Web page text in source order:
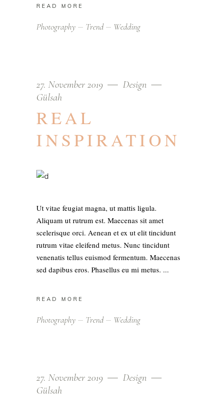
READ MORE
Photography Trend Wedding
27. November 2019
Design
Gülsah
REAL
INSPIRATION
Ut vitae feugiat magna, ut mattis ligula.
Aliquam ut rutrum est. Maecenas sit amet
scelerisque orci. Aenean et ex ut elit tincidunt
rutrum vitae eleifend metus. Nunc tincidunt
venenatis tellus euismod fermentum. Maecenas
sed dapibus eros. Phasellus eu mi metus.
READ MORE
Photography Trend Wedding
27. November 2019
Design
Gülsah